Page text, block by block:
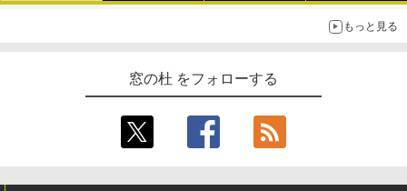
もっと見る
窓の杜 をフォローする